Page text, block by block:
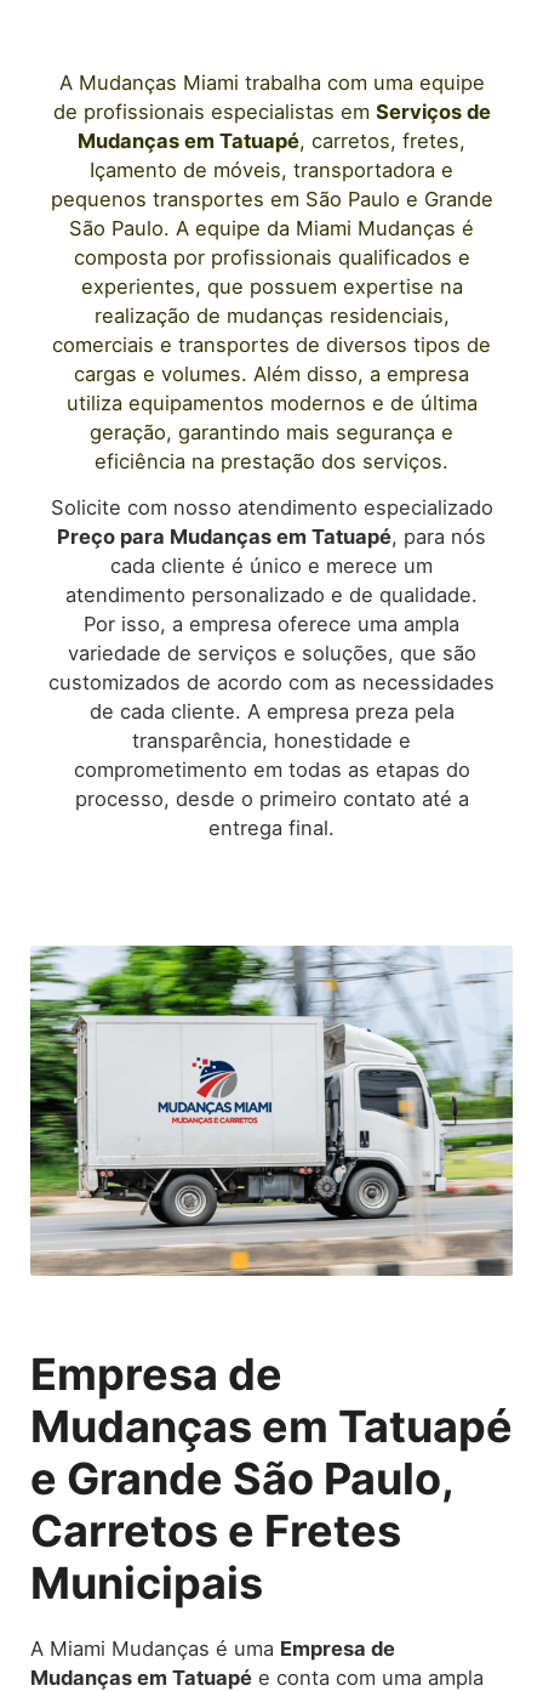
A Mudanças Miami trabalha com uma equipe
de profissionais especialistas em Serviços de
Mudanças em Tatuapé, carretos, fretes,
Içamento de móveis, transportadora e
pequenos transportes em São Paulo e Grande
São Paulo. A equipe da Miami Mudanças é
composta por profissionais qualificados e
experientes, que possuem expertise na
realização de mudanças residenciais,
comerciais e transportes de diversos tipos de
cargas e volumes. Além disso, a empresa
utiliza equipamentos modernos e de última
geração, garantindo mais segurança e
eficiência na prestação dos serviços.
Solicite com nosso atendimento especializado
Preço para Mudanças em Tatuapé, para nós
cada cliente é único e merece um
atendimento personalizado e de qualidade.
Por isso, a empresa oferece uma ampla
variedade de serviços e soluções, que são
customizados de acordo com as necessidades
de cada cliente. A empresa preza pela
transparência, honestidade e
comprometimento em todas as etapas do
processo, desde o primeiro contato até a
entrega final.
Empresa de
Mudanças em Tatuapé
e Grande São Paulo,
Carretos e Fretes
Municipais
A Miami Mudanças é uma Empresa de
Mudanças em Tatuapé e conta com uma ampla